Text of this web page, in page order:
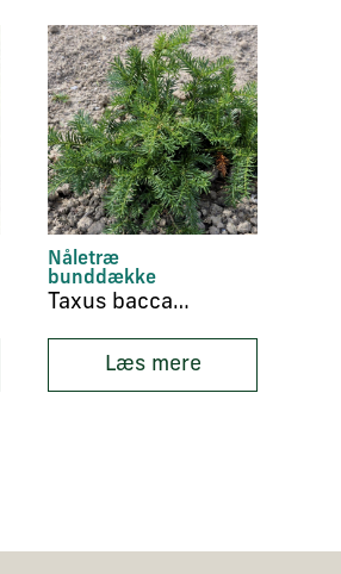
Nåletræ
bunddække
Taxus baccata ‘Repandens’
Læs mere